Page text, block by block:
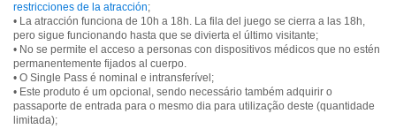
restricciones de la atracción;
• La atracción funciona de 10h a 18h. La fila del juego se cierra a las 18h,
pero sigue funcionando hasta que se divierta el último visitante;
• No se permite el acceso a personas con dispositivos médicos que no estén
permanentemente fijados al cuerpo.
• O Single Pass é nominal e intransferível;
• Este produto é um opcional, sendo necessário também adquirir o
passaporte de entrada para o mesmo dia para utilização deste (quantidade
limitada);